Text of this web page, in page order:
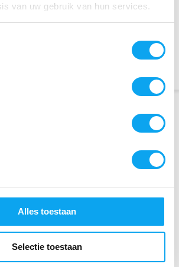
van uw gebruik van hun services.
Alles toestaan
Selectie toestaan
189,-
1-2 werkdagen (Web Only)
Armsteun driehoekig set
Rolstoel
109,-